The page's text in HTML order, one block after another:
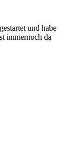
und habe
immernoch da